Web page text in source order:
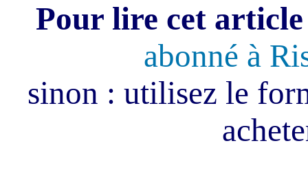
Pour lire cet
abonné à
sinon : utilisez le